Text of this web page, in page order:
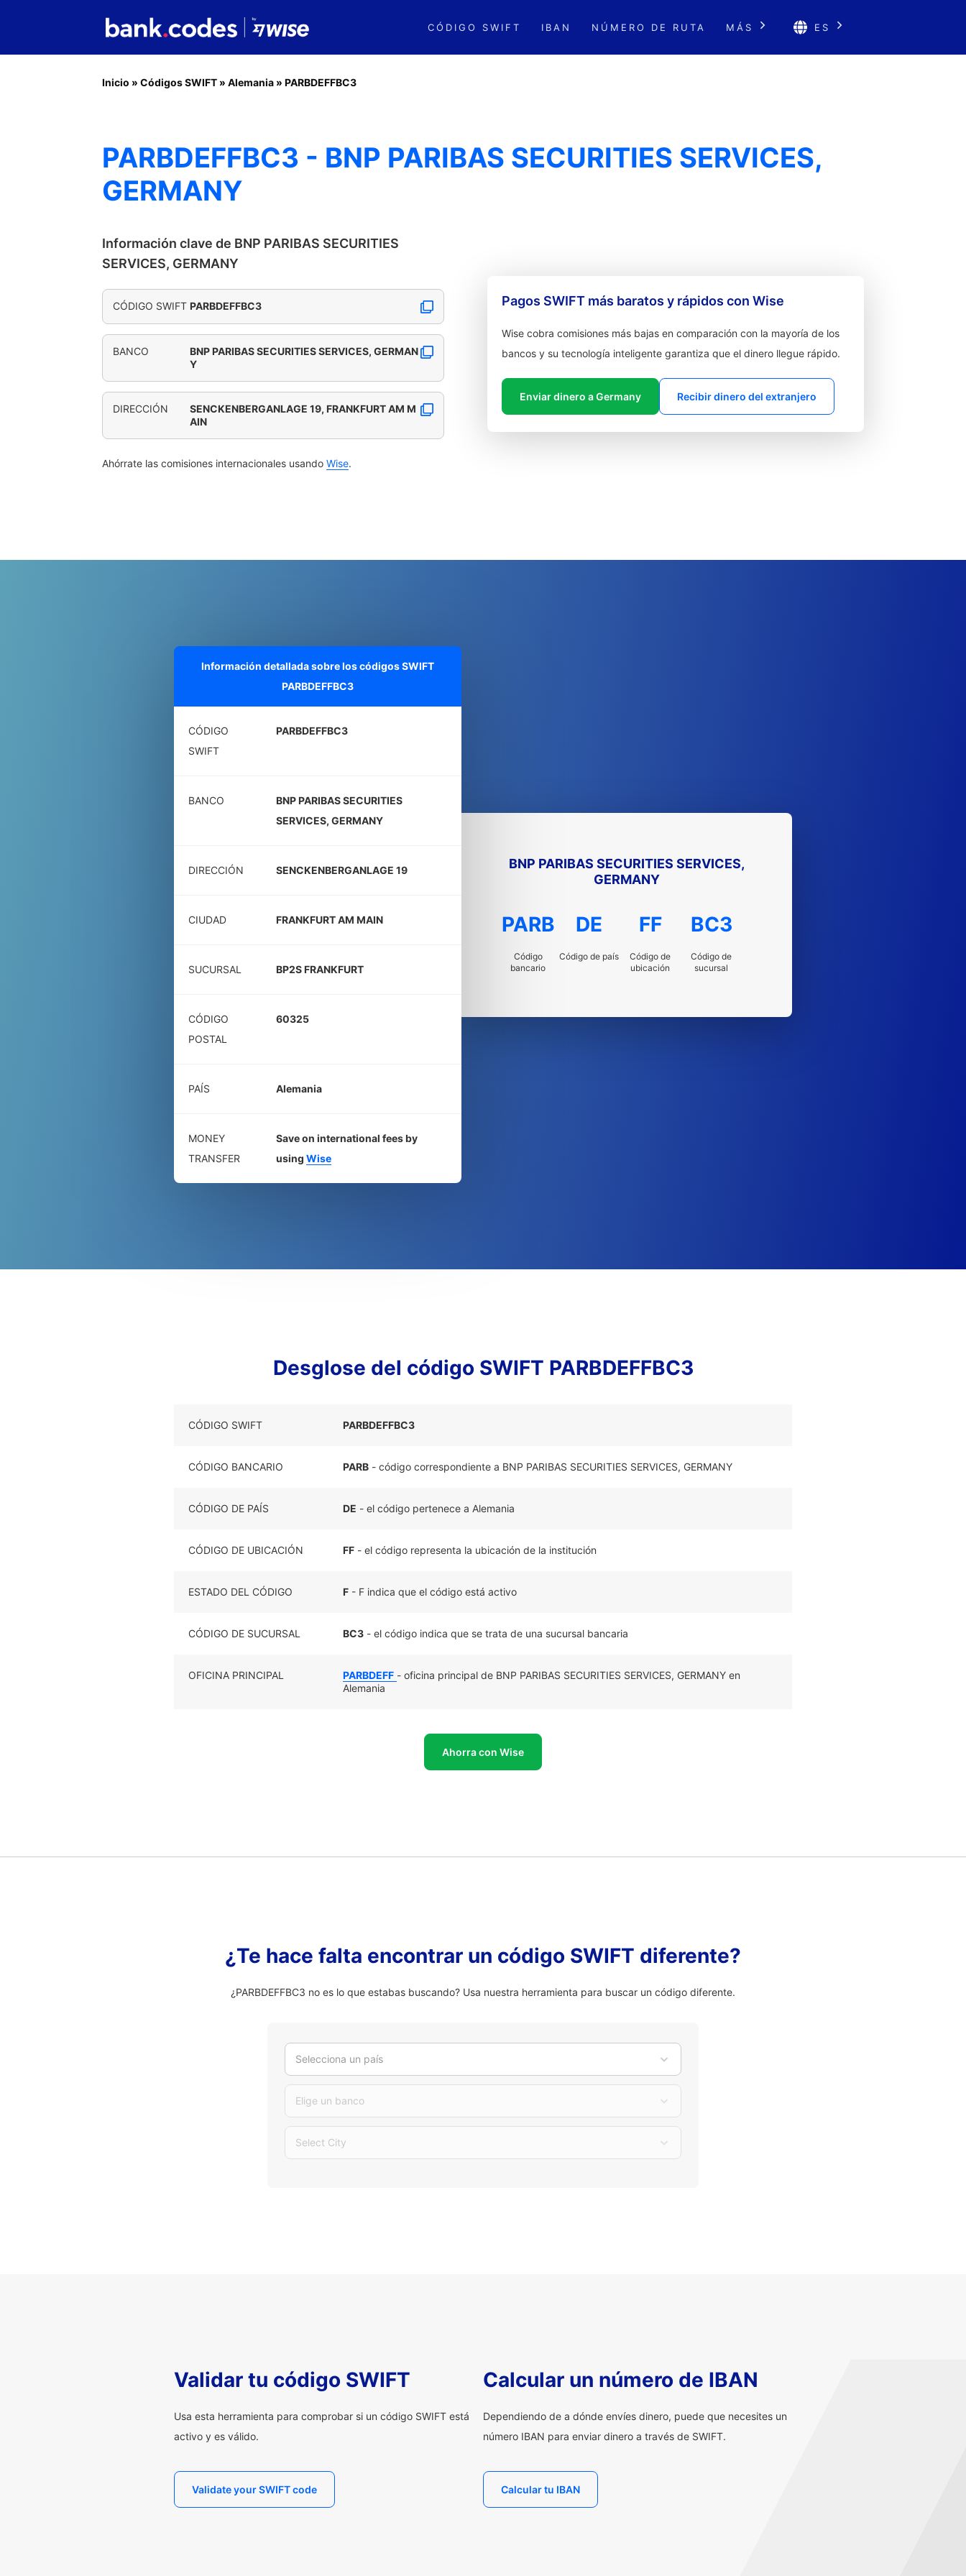
CÓDIGO SWIFT IBAN NÚMERO DE RUTA MÁS ES
Inicio » Códigos SWIFT » Alemania » PARBDEFFBC3
PARBDEFFBC3 - BNP PARIBAS SECURITIES SERVICES,
GERMANY
Información clave de BNP PARIBAS SECURITIES
SERVICES, GERMANY
CÓDIGO SWIFT PARBDEFFBC3
BANCO
BNP PARIBAS SECURITIES SERVICES, GERMAN
Y
DIRECCIÓN
SENCKENBERGANLAGE 19, FRANKFURT AM M
AIN
Ahórrate las comisiones internacionales usando Wise.
Pagos SWIFT más baratos y rápidos con Wise
Wise cobra comisiones más bajas en comparación con la mayoría de los
bancos y su tecnología inteligente garantiza que el dinero llegue rápido.
Enviar dinero a Germany Recibir dinero del extranjero
Información detallada sobre los códigos SWIFT
PARBDEFFBC3
CÓDIGO
SWIFT
PARBDEFFBC3
BANCO
BNP PARIBAS SECURITIES
SERVICES, GERMANY
DIRECCIÓN SENCKENBERGANLAGE 19
CIUDAD FRANKFURT AM MAIN
SUCURSAL BP2S FRANKFURT
CÓDIGO
POSTAL
60325
PAÍS Alemania
MONEY
TRANSFER
Save on international fees by
using Wise
BNP PARIBAS SECURITIES SERVICES,
GERMANY
PARB
Código
bancario
DE
Código de país
FF
Código de
ubicación
BC3
Código de
sucursal
Desglose del código SWIFT PARBDEFFBC3
CÓDIGO SWIFT PARBDEFFBC3
CÓDIGO BANCARIO PARB - código correspondiente a BNP PARIBAS SECURITIES SERVICES, GERMANY
CÓDIGO DE PAÍS DE - el código pertenece a Alemania
CÓDIGO DE UBICACIÓN FF - el código representa la ubicación de la institución
ESTADO DEL CÓDIGO F - F indica que el código está activo
CÓDIGO DE SUCURSAL BC3 - el código indica que se trata de una sucursal bancaria
OFICINA PRINCIPAL PARBDEFF - oficina principal de BNP PARIBAS SECURITIES SERVICES, GERMANY en
Alemania
Ahorra con Wise
¿Te hace falta encontrar un código SWIFT diferente?
¿PARBDEFFBC3 no es lo que estabas buscando? Usa nuestra herramienta para buscar un código diferente.
Selecciona un país
Elige un banco
Select City
Validar tu código SWIFT
Usa esta herramienta para comprobar si un código SWIFT está
activo y es válido.
Validate your SWIFT code
Calcular un número de IBAN
Dependiendo de a dónde envíes dinero, puede que necesites un
número IBAN para enviar dinero a través de SWIFT.
Calcular tu IBAN